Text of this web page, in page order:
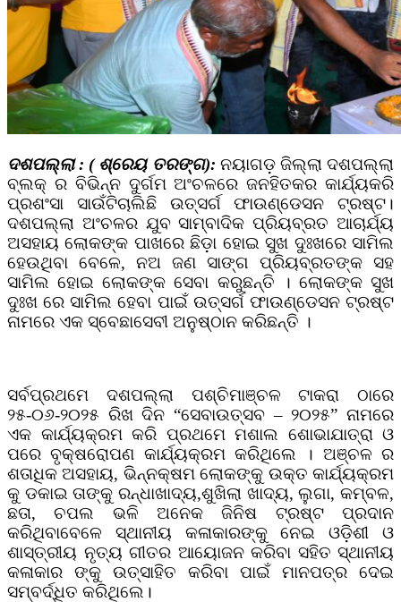
ଦଶପଲ୍ଲା : ( ଶ୍ରେୟ ତରଙ୍ଗ): ନୟାଗଡ଼ ଜିଲ୍ଲା ଦଶପଲ୍ଲା
ବ୍ଲକ୍ ର ବିଭିନ୍ନ ଦୁର୍ଗମ ଅଂଚଳରେ ଜନହିତକର କାର୍ଯ୍ୟକରି
ପ୍ରଶଂସା ସାଉଁଟିଚାଲିଛି ଉତ୍ସର୍ଗ ଫାଉଣ୍ଡେସନ ଟ୍ରଷ୍ଟ।
ଦଶପଲ୍ଲା ଅଂଚଳର ଯୁବ ସାମ୍ବାଦିକ ପ୍ରିୟବ୍ରତ ଆଚାର୍ଯ୍ୟ
ଅସହାୟ ଲୋକଙ୍କ ପାଖରେ ଛିଡ଼ା ହୋଇ ସୁଖ ଦୁଃଖରେ ସାମିଲ
ହେଉଥିବା ବେଳେ, ନଅ ଜଣ ସାଙ୍ଗ ପ୍ରିୟବ୍ରତଙ୍କ ସହ
ସାମିଲ ହୋଇ ଲୋକଙ୍କ ସେବା କରୁଛନ୍ତି । ଲୋକଙ୍କ ସୁଖ
ଦୁଃଖ ରେ ସାମିଲ ହେବା ପାଇଁ ଉତ୍ସର୍ଗ ଫାଉଣ୍ଡେସନ ଟ୍ରଷ୍ଟ
ନାମରେ ଏକ ସ୍ବେଛାସେବୀ ଅନୁଷ୍ଠାନ କରିଛନ୍ତି ।
ସର୍ବପ୍ରଥମେ ଦଶପଲ୍ଲା ପଶ୍ଚିମାଞ୍ଚଳ ଟାକରା ଠାରେ
୨୫-୦୬-୨୦୨୫ ରିଖ ଦିନ “ସେବାଉତ୍ସବ – ୨୦୨୫” ନାମରେ
ଏକ କାର୍ଯ୍ୟକ୍ରମ କରି ପ୍ରଥମେ ମଶାଲ ଶୋଭାଯାତ୍ରା ଓ
ପରେ ବୃକ୍ଷରୋପଣ କାର୍ଯ୍ୟକ୍ରମ କରିଥିଲେ । ଅଞ୍ଚଳ ର
ଶତାଧିକ ଅସହାୟ, ଭିନ୍ନକ୍ଷମ ଲୋକଙ୍କୁ ଉକ୍ତ କାର୍ଯ୍ୟକ୍ରମ
କୁ ଡକାଇ ତାଙ୍କୁ ରନ୍ଧାଖାଦ୍ୟ,ଶୁଖିଲା ଖାଦ୍ୟ, ଲୁଗା, କମ୍ବଳ,
ଛତା, ଚପଲ ଭଳି ଅନେକ ଜିନିଷ ଟ୍ରଷ୍ଟ ପ୍ରଦାନ
କରିଥିବାବେଳେ ସ୍ଥାନୀୟ କଳାକାରଙ୍କୁ ନେଇ ଓଡ଼ିଶୀ ଓ
ଶାସ୍ତ୍ରୀୟ ନୃତ୍ୟ ଗୀତର ଆୟୋଜନ କରିବା ସହିତ ସ୍ଥାନୀୟ
କଳାକାର ଙ୍କୁ ଉତ୍ସାହିତ କରିବା ପାଇଁ ମାନପତ୍ର ଦେଇ
ସମ୍ବର୍ଦ୍ଧିତ କରିଥିଲେ।